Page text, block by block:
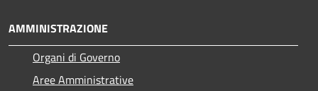
AMMINISTRAZIONE
Organi di Governo
Aree Amministrative